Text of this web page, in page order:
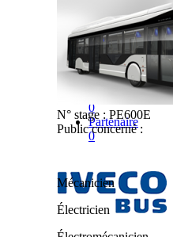
Liste des
0
Nos équipes
0
IVECO
0
Mon plan de
0
Partenaire
0
N° stage : PE600E
Public concerné :
Mécanicien
Électricien